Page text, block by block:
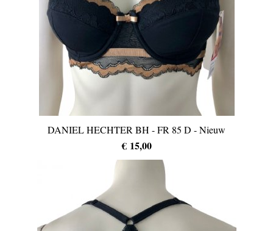
DANIEL HECHTER BH - FR 85 D - Nieuw
€ 15,00